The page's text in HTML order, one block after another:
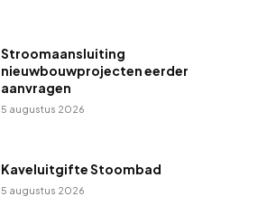
Stroomaansluiting
nieuwbouwprojecten eerder
aanvragen
5 augustus 2026
Kaveluitgifte Stoombad
5 augustus 2026